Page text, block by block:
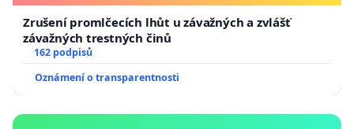
Zrušení promlčecích lhůt u závažných a zvlášť
závažných trestných činů
162 podpisů
Oznámení o transparentnosti